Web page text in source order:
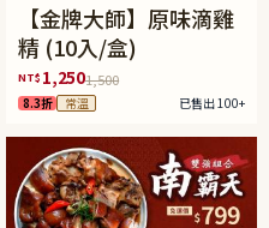
【金牌大師】原味滴雞
精 (10入/盒)
NT$ 1,2501,500
8.3折 常溫 已售出 100+